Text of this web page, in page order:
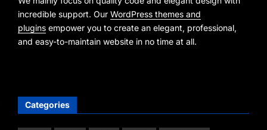
incredible support. Our WordPress themes and
plugins empower you to create an elegant, professional,
and easy-to-maintain website in no time at all.
Categories